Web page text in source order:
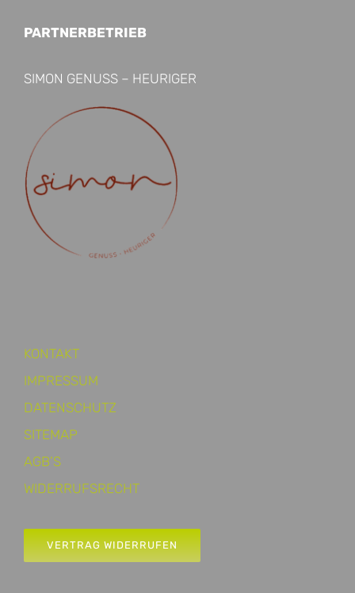
PARTNERBETRIEB
SIMON GENUSS – HEURIGER
KONTAKT
IMPRESSUM
DATENSCHUTZ
SITEMAP
AGB’S
WIDERRUFSRECHT
VERTRAG WIDERRUFEN